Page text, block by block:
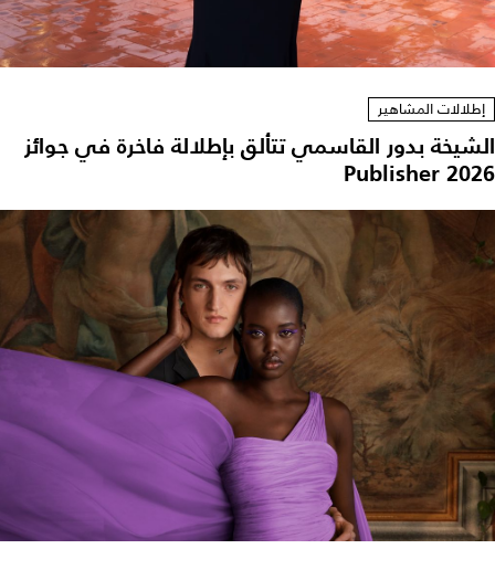
إطلالات المشاهير
الشيخة بدور القاسمي تتألق بإطلالة فاخرة في جوائز
Publisher 2026